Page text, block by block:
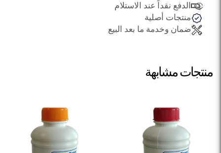
الدفع نقداً عند الاستلام
منتجات أصلية
ضمان وخدمة ما بعد البيع
منتجات مشابهة